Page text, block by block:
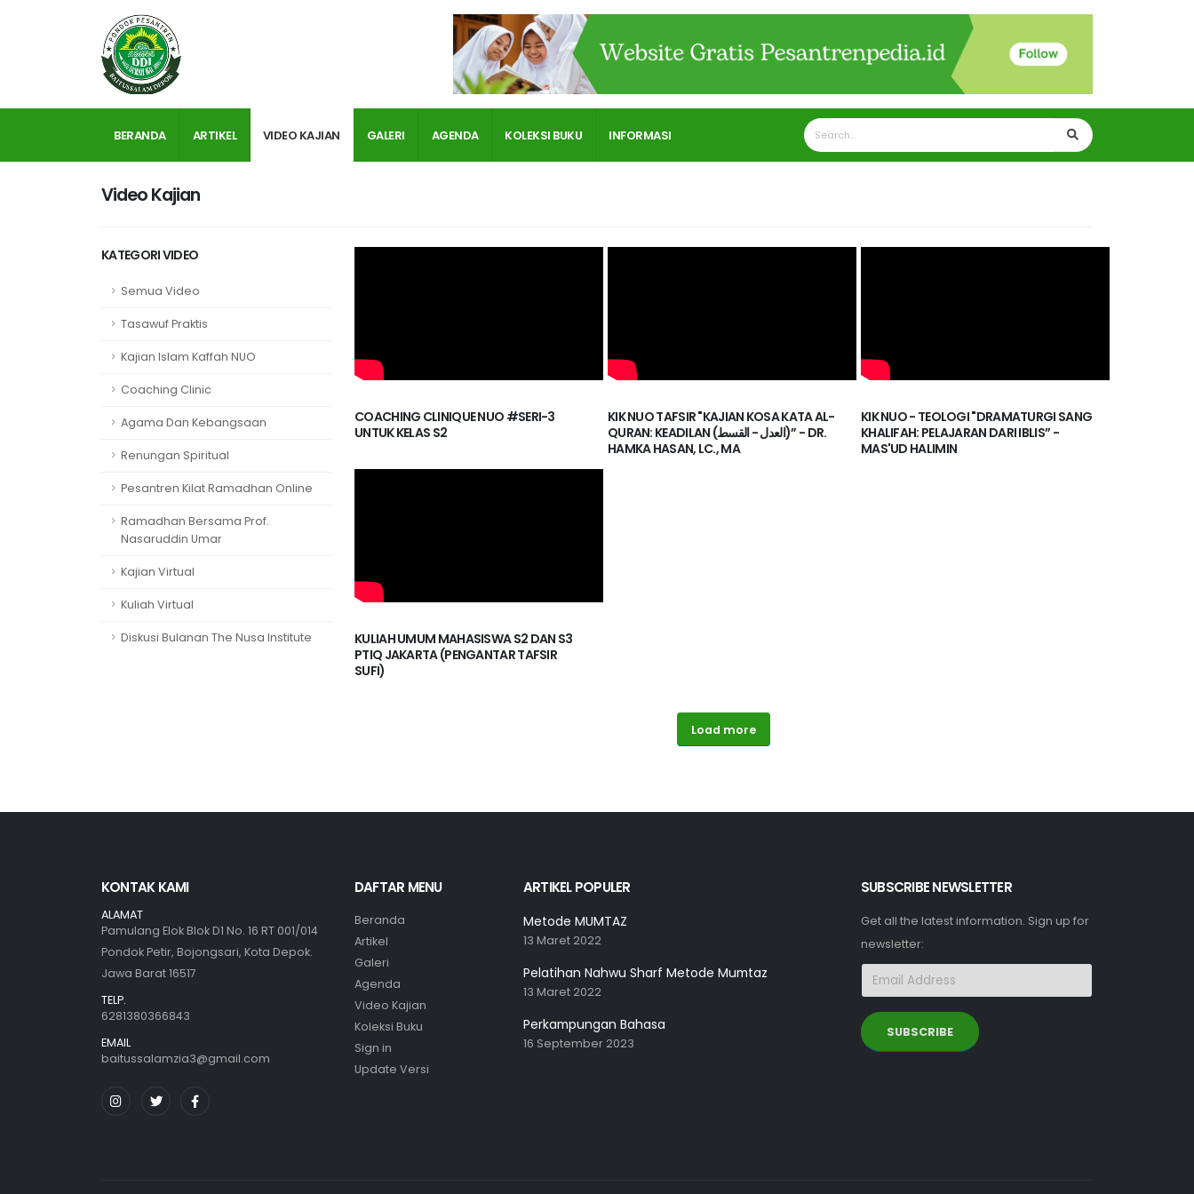
BERANDA ARTIKEL VIDEO KAJIAN GALERI AGENDA KOLEKSI BUKU INFORMASI
Video Kajian
KATEGORI VIDEO
Semua Video
Tasawuf Praktis
Kajian Islam Kaffah NUO
Coaching Clinic
Agama Dan Kebangsaan
Renungan Spiritual
Pesantren Kilat Ramadhan Online
Ramadhan Bersama Prof.
Nasaruddin Umar
Kajian Virtual
Kuliah Virtual
Diskusi Bulanan The Nusa Institute
COACHING CLINIQUE NUO #SERI-3
UNTUK KELAS S2
KIK NUO TAFSIR "KAJIAN KOSA KATA AL-
QURAN: KEADILAN (العدل - القسط)” - DR.
HAMKA HASAN, LC., MA
KIK NUO - TEOLOGI "DRAMATURGI SANG
KHALIFAH: PELAJARAN DARI IBLIS” -
MAS'UD HALIMIN
KULIAH UMUM MAHASISWA S2 DAN S3
PTIQ JAKARTA (PENGANTAR TAFSIR
SUFI)
Load more
KONTAK KAMI
ALAMAT
Pamulang Elok Blok D1 No. 16 RT 001/014
Pondok Petir, Bojongsari, Kota Depok.
Jawa Barat 16517
TELP.
6281380366843
EMAIL
baitussalamzia3@gmail.com
DAFTAR MENU
Beranda
Artikel
Galeri
Agenda
Video Kajian
Koleksi Buku
Sign in
Update Versi
ARTIKEL POPULER
Metode MUMTAZ
13 Maret 2022
Pelatihan Nahwu Sharf Metode Mumtaz
13 Maret 2022
Perkampungan Bahasa
16 September 2023
SUBSCRIBE NEWSLETTER
Get all the latest information. Sign up for
newsletter:
SUBSCRIBE